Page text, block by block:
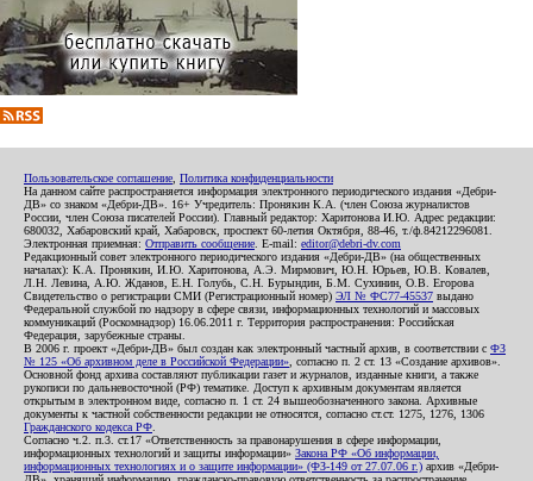
Пользовательское соглашение Политика конфиденциальности
На данном сайте распространяется информация электронного периодического издания «Дебри-
ДВ» со знаком «Дебри-ДВ». 16+ Учредитель: Пронякин К.А. (член Союза журналистов
России, член Союза писателей России). Главный редактор: Харитонова И.Ю. Адрес редакции:
680032, Хабаровский край, Хабаровск, проспект 60-летия Октября, 88-46, т./ф.84212296081.
Электронная приемная: Отправить сообщение . E-mail: editor@debri-dv.com
Редакционный совет электронного периодического издания «Дебри-ДВ» (на общественных
началах): К.А. Пронякин, И.Ю. Харитонова, А.Э. Мирмович, Ю.Н. Юрьев, Ю.В. Ковалев,
Л.Н. Левина, А.Ю. Жданов, Е.Н. Голубь, С.Н. Бурындин, Б.М. Сухинин, О.В. Егорова
Свидетельство о регистрации СМИ (Регистрационный номер) ЭЛ № ФС77-45537 выдано
Федеральной службой по надзору в сфере связи, информационных технологий и массовых
коммуникаций (Роскомнадзор) 16.06.2011 г. Территория распространения: Российская
Федерация, зарубежные страны.
В 2006 г. проект «Дебри-ДВ» был создан как электронный частный архив, в соответствии с ФЗ
№ 125 «Об архивном деле в Российской Федерации» , согласно п. 2 ст. 13 «Создание архивов».
Основной фонд архива составляют публикации газет и журналов, изданные книги, а также
рукописи по дальневосточной (РФ) тематике. Доступ к архивным документам является
открытым в электронном виде, согласно п. 1 ст. 24 вышеобозначенного закона. Архивные
документы к частной собственности редакции не относятся, согласно ст.ст. 1275, 1276, 1306
Гражданского кодекса РФ
Согласно ч.2. п.3. ст.17 «Ответственность за правонарушения в сфере информации,
информационных технологий и защиты информации» Закона РФ «Об информации,
информационных технологиях и о защите информации» (ФЗ-149 от 27.07.06 г.) архив «Дебри-